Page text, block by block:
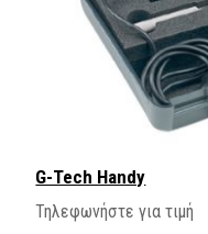
G-Tech Handy
Τηλεφωνήστε για τιμή